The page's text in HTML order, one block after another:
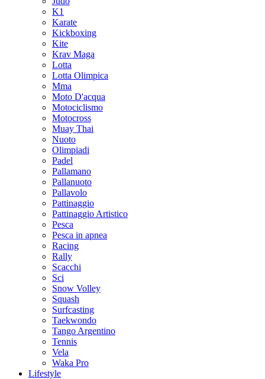
K1
Karate
Kickboxing
Kite
Krav Maga
Lotta
Lotta Olimpica
Mma
Moto D'acqua
Motociclismo
Motocross
Muay Thai
Nuoto
Olimpiadi
Padel
Pallamano
Pallanuoto
Pallavolo
Pattinaggio
Pattinaggio Artistico
Pesca
Pesca in apnea
Racing
Rally
Scacchi
Sci
Snow Volley
Squash
Surfcasting
Taekwondo
Tango Argentino
Tennis
Vela
Waka Pro
Lifestyle